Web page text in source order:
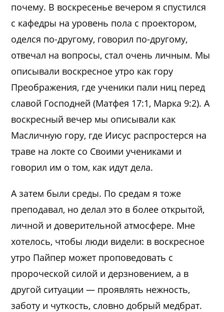
почему. В воскресенье вечером я спустился
с кафедры на уровень пола с проектором,
оделся по-другому, говорил по-другому,
отвечал на вопросы, стал очень личным. Мы
описывали воскресное утро как гору
Преображения, где ученики пали ниц перед
славой Господней (Матфея 17:1, Марка 9:2). А
воскресный вечер мы описывали как
Масличную гору, где Иисус распростерся на
траве на локте со Своими учениками и
говорил им о том, как идут дела.
А затем были среды. По средам я тоже
преподавал, но делал это в более открытой,
личной и доверительной атмосфере. Мне
хотелось, чтобы люди видели: в воскресное
утро Пайпер может проповедовать с
пророческой силой и дерзновением, а в
другой ситуации — проявлять нежность,
заботу и чуткость, словно добрый медбрат.